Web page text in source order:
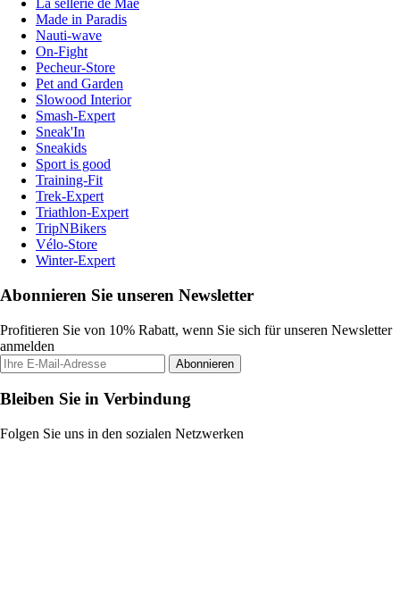
La sellerie de Maé
Made in Paradis
Nauti-wave
On-Fight
Pecheur-Store
Pet and Garden
Slowood Interior
Smash-Expert
Sneak'In
Sneakids
Sport is good
Training-Fit
Trek-Expert
Triathlon-Expert
TripNBikers
Vélo-Store
Winter-Expert
Abonnieren Sie unseren Newsletter
Profitieren Sie von 10% Rabatt, wenn Sie sich für unseren Newsletter
anmelden
Abonnieren
Bleiben Sie in Verbindung
Folgen Sie uns in den sozialen Netzwerken